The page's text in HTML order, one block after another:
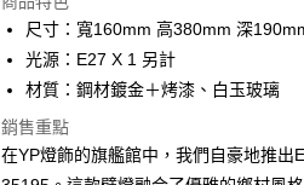
Apple Pay
街口支付
Google Pay
尺寸：寬160mm 高380mm 深
光源：E27 X 1 另計
材質：鋼材鍍金＋烤漆、白玉玻璃
銷售重點
在YP燈飾的旗艦館中，我們自豪地推出